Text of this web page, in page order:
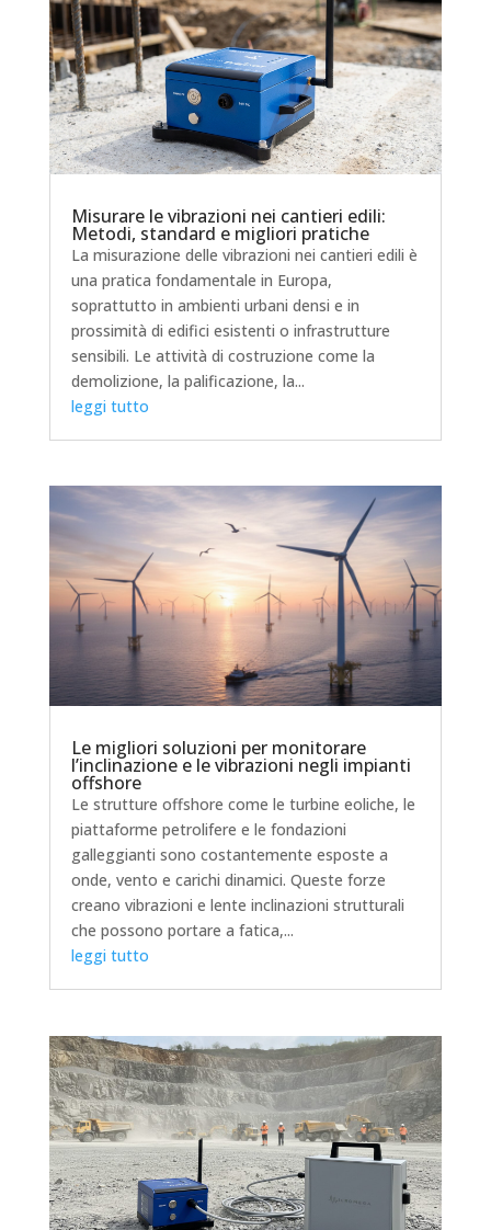
Misurare le vibrazioni nei cantieri edili:
Metodi, standard e migliori pratiche
La misurazione delle vibrazioni nei cantieri edili è
una pratica fondamentale in Europa,
soprattutto in ambienti urbani densi e in
prossimità di edifici esistenti o infrastrutture
sensibili. Le attività di costruzione come la
demolizione, la palificazione, la...
leggi tutto
Le migliori soluzioni per monitorare
l’inclinazione e le vibrazioni negli impianti
offshore
Le strutture offshore come le turbine eoliche, le
piattaforme petrolifere e le fondazioni
galleggianti sono costantemente esposte a
onde, vento e carichi dinamici. Queste forze
creano vibrazioni e lente inclinazioni strutturali
che possono portare a fatica,...
leggi tutto